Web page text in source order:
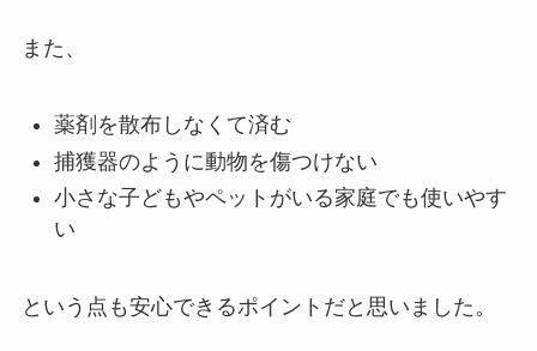
また、
薬剤を散布しなくて済む
捕獲器のように動物を傷つけない
小さな子どもやペットがいる家庭でも使いやす
い
という点も安心できるポイントだと思いました。